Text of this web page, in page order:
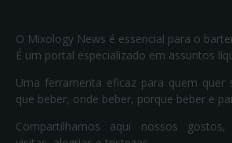
O Mixology News é essencial para o
É um portal especializado em assuntos
Uma ferramenta eficaz para quem quer
que beber, onde beber, porque beber e
Compartilhamos aqui nossos gostos,